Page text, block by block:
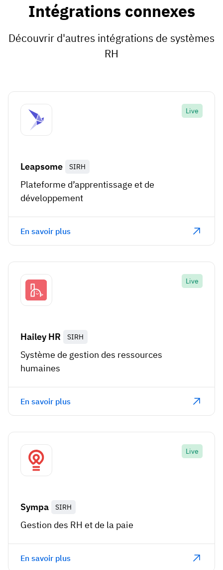
Intégrations connexes
Découvrir d'autres intégrations de systèmes
RH
Live
Leapsome SIRH
Plateforme d’apprentissage et de
développement
En savoir plus
Live
Hailey HR SIRH
Système de gestion des ressources
humaines
En savoir plus
Live
Sympa SIRH
Gestion des RH et de la paie
En savoir plus